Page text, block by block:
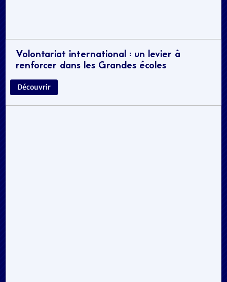
Volontariat international : un levier à
renforcer dans les Grandes écoles
Découvrir